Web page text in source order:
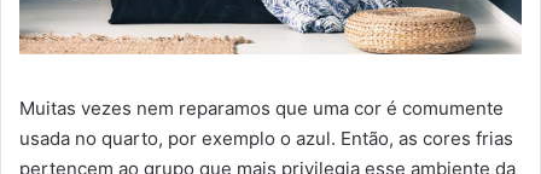
Muitas vezes nem reparamos que uma cor é comumente
usada no quarto, por exemplo o azul. Então, as cores frias
pertencem ao grupo que mais privilegia esse ambiente da